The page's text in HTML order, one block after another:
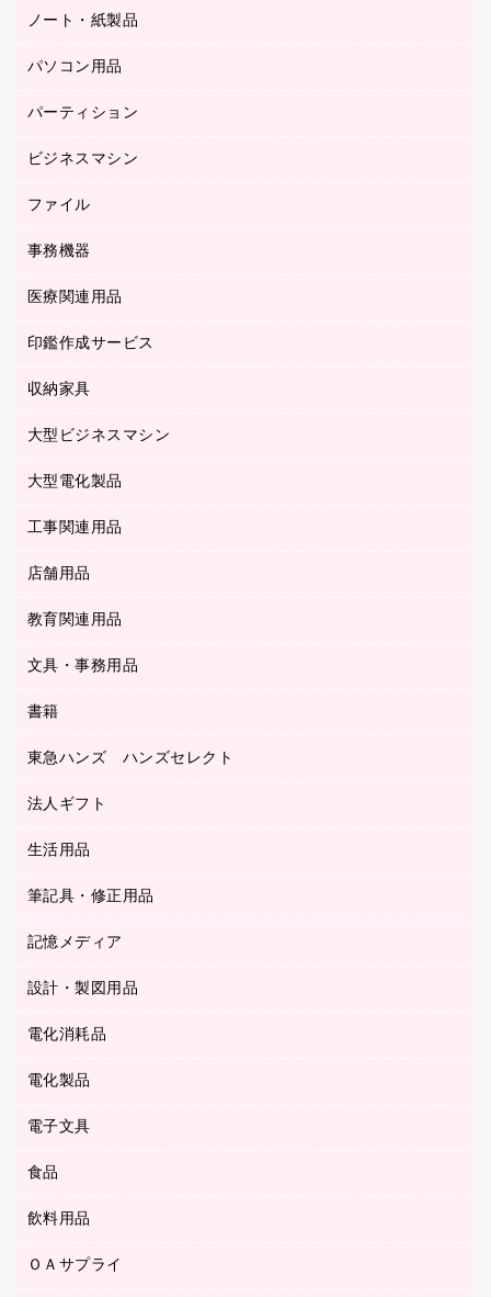
防災用品
養生用品
デスク
建築・作業用品
研究・環境管理用品
ノート・紙製品
ノート
伝票
典礼用品
帳簿
慶弔用品
パソコン用品
キーボード／テンキー
スマートフォン／モバイル周辺機器
ディスプレイモニター
ネットワーク／ＬＡＮアクセサリー
パソコンバッグ／収納用品
パソコン周辺機器
各種ケーブル
ＨＤＤ／ＳＳＤ
ＯＡフィルター
ＵＳＢハブ／ＵＳＢアクセサリー
パーティション
パーティション
ホワイトボード・黒板
ビジネスマシン
インクジェットプリンタ／複合機
コピー機
デジタルカメラ
ファクシミリ
レーザープリンタ／複合機
電話機
ファイル
その他ファイル
カードケース
クリヤーブック（固定式）
クリヤーブック（差替式）
パイプ式ファイル
ファイルボックス
リングファイル
レターファイル
持ち出しファイル
板目表紙・綴込表紙
２穴リフィル・２穴インデックス
３０穴リフィル・３０穴インデックス
事務機器
シュレッダ
タイムカード
ラミネータ
ラミネートフィルム
ＯＨＰ用品
医療関連用品
介護用品
使い捨て手袋
医療関連用品
感染症対策用品
印鑑作成サービス
印鑑作成サービス
収納家具
その他収納
ロッカー・下駄箱
金庫
大型ビジネスマシン
プリンタ
大型電化製品
テレビ・ＡＶ機器
冷蔵庫・キッチン・調理家電
工事関連用品
屋外用品
工事関連用品
店舗用品
カウンター／お会計用品
サイン・看板用品
レジ・ポリ袋
店舗運営用品
ＰＯＰ用品
教育関連用品
教育関連用品
文具・事務用品
その他文具
クリップ
スティックのり
スプレーのり クリーナー
セロハンテープ
デスクトレー
デスクマット
フロアケース
ブックエンド／ブックスタンド
書籍
パソコンソフト
東急ハンズ ハンズセレクト
東急ハンズ
法人ギフト
カウネットギフト
カウネットギフト（食品・飲料）
カウネットギフト
生活用品
その他雑貨
キッチン用品
スポーツ・レジャー用品
スリッパ・サンダル・シューズ
ティッシュペーパー
トイレットペーパー
ハンドソープ・石鹸
筆記具・修正用品
シャープペンシル
シャープペンシル用替芯
ボールペン用替芯
ボールペン（ゲルインク）
マーキングペン（油性）
万年筆
記憶メディア
ブルーレイディスク
メディア収納用品
ＣＤ－ＲＷ
ＤＶＤ
設計・製図用品
設計・製図用品
電化消耗品
アルバム
デスクライト
乾電池・充電池
懐中電灯・ライト
電化製品
その他電化製品
キッチン・調理家電
空調・季節家電
ＡＶ機器・アクセサリー
電子文具
その他電子文具
ラベルテープ
電卓
食品
菓子
飲料用品
お茶備品
ＯＡサプライ